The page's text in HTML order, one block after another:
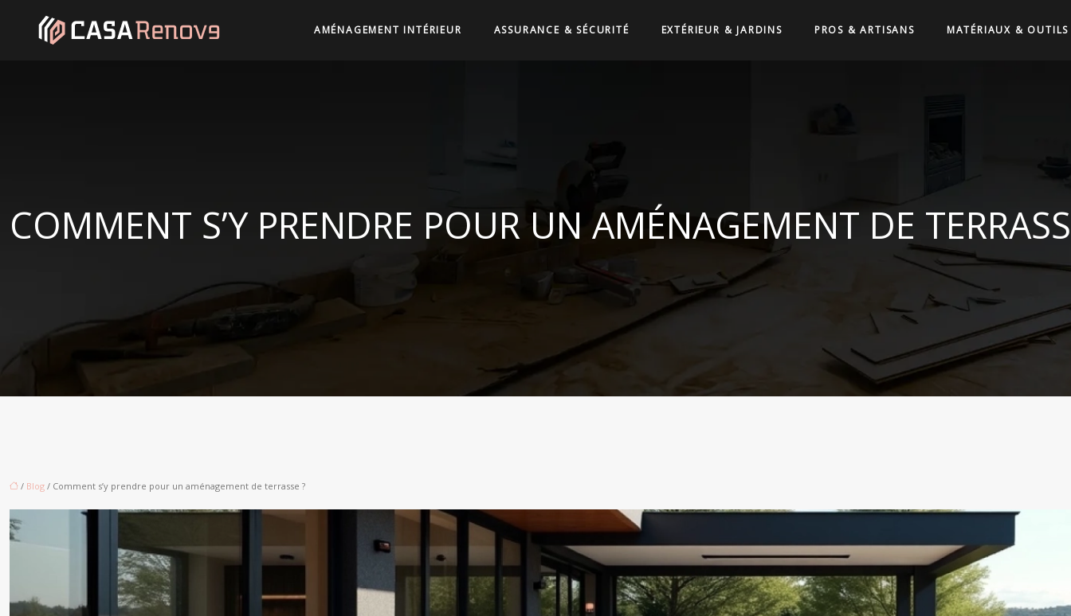
AMÉNAGEMENT INTÉRIEUR ASSURANCE & SÉCURITÉ EXTÉRIEUR & JARDINS PROS & ARTISANS MATÉRIAUX & OUTILS
COMMENT S’Y PRENDRE POUR UN AMÉNAGEMENT DE
/ Blog / Comment s’y prendre pour un aménagement de terrasse ?